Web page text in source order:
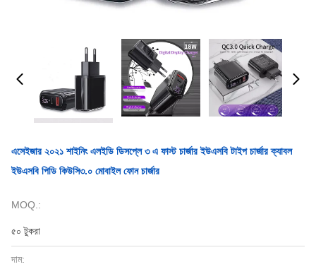
এসেইজার ২০২১ শাইনিং এলইডি ডিসপ্লে ৩ এ ফাস্ট চার্জার ইউএসবি টাইপ চার্জার ক্যাবল
ইউএসবি পিডি কিউসি৩.০ মোবাইল ফোন চার্জার
MOQ.:
৫০ টুকরা
দাম: